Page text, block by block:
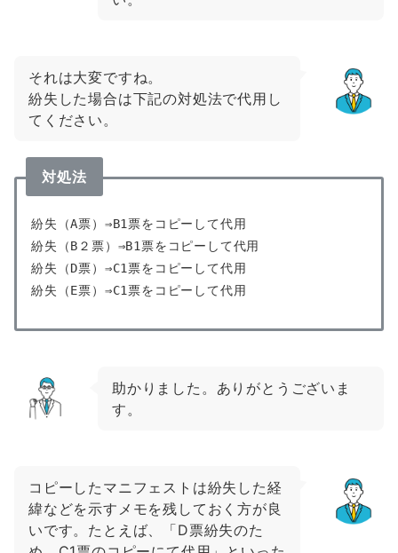
それは大変ですね。
紛失した場合は下記の対処法で代用し
てください。
対処法
紛失（A票）⇒B1票をコピーして代用
紛失（B２票）⇒B1票をコピーして代用
紛失（D票）⇒C1票をコピーして代用
紛失（E票）⇒C1票をコピーして代用
助かりました。ありがとうございま
す。
コピーしたマニフェストは紛失した経
緯などを示すメモを残しておく方が良
いです。たとえば、「D票紛失のた